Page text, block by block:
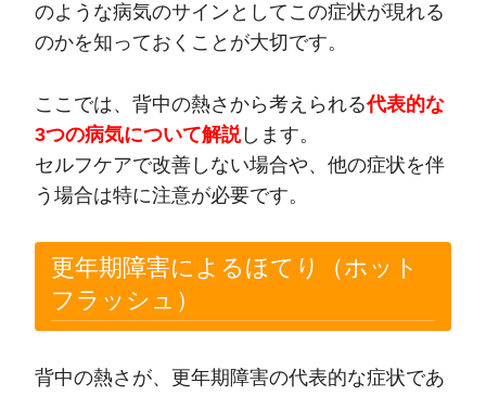
のような病気のサインとしてこの症状が現れる
のかを知っておくことが大切です。
ここでは、背中の熱さから考えられる代表的な
3つの病気について解説します。
セルフケアで改善しない場合や、他の症状を伴
う場合は特に注意が必要です。
更年期障害によるほてり（ホット
フラッシュ）
背中の熱さが、更年期障害の代表的な症状であ